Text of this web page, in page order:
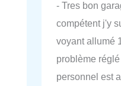
- Tres bon
compétent j'y
voyant allumé
problème
personnel est